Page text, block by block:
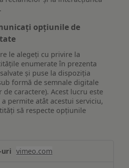
opțiunile de
le alegeți cu privire la
enumerate în prezenta
și puse la dispoziția
formă de semnale digitale
de caractere). Acest lucru este
permite atât acestui serviciu,
să respecte opțiunile
vimeo.com